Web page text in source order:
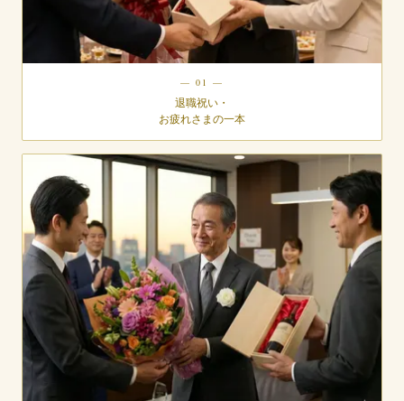
— 01 —
退職祝い・
お疲れさまの一本